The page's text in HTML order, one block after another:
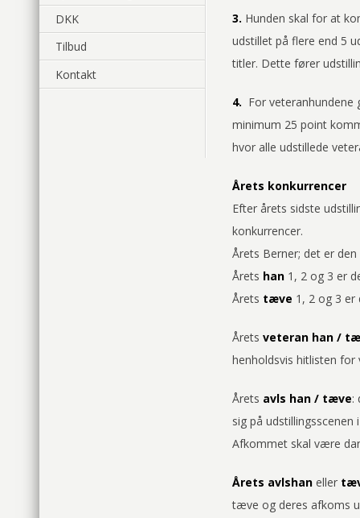
DKK
Tilbud
Kontakt
3. Hunden skal for at
udstillet på flere end 5
titler. Dette fører
4. For
minimum 25 point
hvor alle udstillede
Årets konkurrencer
Efter årets sidste
konkurrencer.
Årets Berner; det er
Årets han 1, 2 og 3 er
Årets tæve 1, 2 og 3
Årets veteran han /
henholdsvis hitlisten
Årets avls han / tæve:
sig på
Afkommet skal være
Årets avlshan eller
tæve og deres afkoms